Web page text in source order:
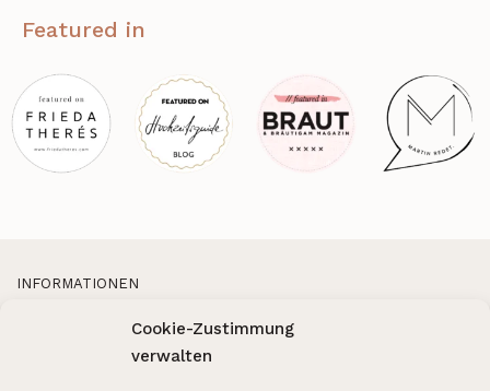
Cookie-Zustimmung
verwalten
Featured in
INFORMATIONEN